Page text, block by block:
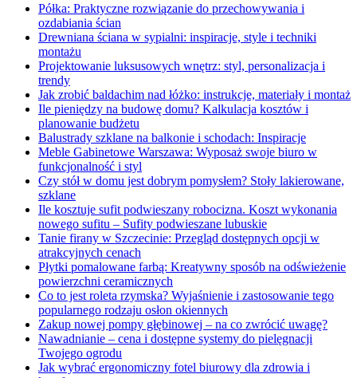
Półka: Praktyczne rozwiązanie do przechowywania i
ozdabiania ścian
Drewniana ściana w sypialni: inspiracje, style i techniki
montażu
Projektowanie luksusowych wnętrz: styl, personalizacja i
trendy
Jak zrobić baldachim nad łóżko: instrukcje, materiały i montaż
Ile pieniędzy na budowę domu? Kalkulacja kosztów i
planowanie budżetu
Balustrady szklane na balkonie i schodach: Inspiracje
Meble Gabinetowe Warszawa: Wyposaż swoje biuro w
funkcjonalność i styl
Czy stół w domu jest dobrym pomysłem? Stoły lakierowane,
szklane
Ile kosztuje sufit podwieszany robocizna. Koszt wykonania
nowego sufitu – Sufity podwieszane lubuskie
Tanie firany w Szczecinie: Przegląd dostępnych opcji w
atrakcyjnych cenach
Płytki pomalowane farbą: Kreatywny sposób na odświeżenie
powierzchni ceramicznych
Co to jest roleta rzymska? Wyjaśnienie i zastosowanie tego
popularnego rodzaju osłon okiennych
Zakup nowej pompy głębinowej – na co zwrócić uwagę?
Nawadnianie – cena i dostępne systemy do pielęgnacji
Twojego ogrodu
Jak wybrać ergonomiczny fotel biurowy dla zdrowia i